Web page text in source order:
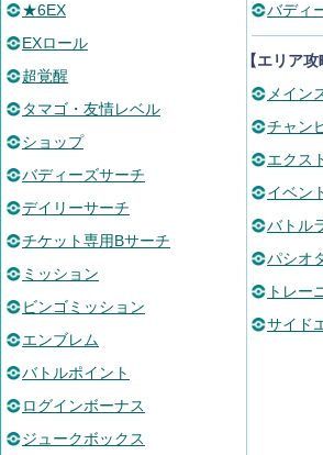
★6EX
EXロール
超覚醒
タマゴ・友情レベル
ショップ
バディーズサーチ
デイリーサーチ
チケット専用Bサーチ
ミッション
ビンゴミッション
エンブレム
バトルポイント
ログインボーナス
ジュークボックス
バディ
【エリア攻
メイン
チャン
エクス
イベン
バトル
パシオ
トレー
サイド